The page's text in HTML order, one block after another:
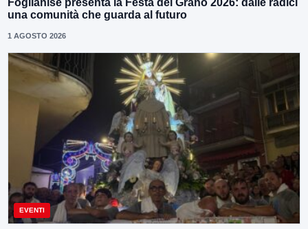
Foglianise presenta la Festa del Grano 2026: dalle radici
una comunità che guarda al futuro
1 AGOSTO 2026
EVENTI